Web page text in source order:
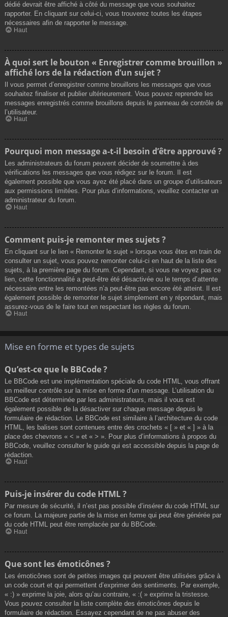
dédié devrait être affiché à côté du message que vous souhaitez
rapporter. En cliquant sur celui-ci, vous trouverez toutes les étapes
nécessaires afin de rapporter le message.
Haut
À quoi sert le bouton « Enregistrer comme brouillon »
affiché lors de la rédaction d’un sujet ?
Il vous permet d’enregistrer comme brouillons les messages que vous
souhaitez finaliser et publier ultérieurement. Vous pouvez reprendre les
messages enregistrés comme brouillons depuis le panneau de contrôle de
l’utilisateur.
Haut
Pourquoi mon message a-t-il besoin d’être approuvé ?
Les administrateurs du forum peuvent décider de soumettre à des
vérifications les messages que vous rédigez sur le forum. Il est
également possible que vous ayez été placé dans un groupe d’utilisateurs
aux permissions limitées. Pour plus d’informations, veuillez contacter un
administrateur du forum.
Haut
Comment puis-je remonter mes sujets ?
En cliquant sur le lien « Remonter le sujet » lorsque vous êtes en train de
consulter un sujet, vous pouvez remonter celui-ci en haut de la liste des
sujets, à la première page du forum. Cependant, si vous ne voyez pas ce
lien, cette fonctionnalité a peut-être été désactivée ou le temps d’attente
nécessaire entre les remontées n’a peut-être pas encore été atteint. Il est
également possible de remonter le sujet simplement en y répondant, mais
assurez-vous de le faire tout en respectant les règles du forum.
Haut
Mise en forme et types de sujets
Qu’est-ce que le BBCode ?
Le BBCode est une implémentation spéciale du code HTML, vous offrant
un meilleur contrôle sur la mise en forme d’un message. L’utilisation du
BBCode est déterminée par les administrateurs, mais il vous est
également possible de la désactiver sur chaque message depuis le
formulaire de rédaction. Le BBCode est similaire à l’architecture du code
HTML, les balises sont contenues entre des crochets « [ » et « ] » à la
place des chevrons « < » et « > ». Pour plus d’informations à propos du
BBCode, veuillez consulter le guide qui est accessible depuis la page de
rédaction.
Haut
Puis-je insérer du code HTML ?
Par mesure de sécurité, il n’est pas possible d’insérer du code HTML sur
ce forum. La majeure partie de la mise en forme qui peut être générée par
du code HTML peut être remplacée par du BBCode.
Haut
Que sont les émoticônes ?
Les émoticônes sont de petites images qui peuvent être utilisées grâce à
un code court et qui permettent d’exprimer des sentiments. Par exemple,
« :) » exprime la joie, alors qu’au contraire, « :( » exprime la tristesse.
Vous pouvez consulter la liste complète des émoticônes depuis le
formulaire de rédaction. Essayez cependant de ne pas abuser des